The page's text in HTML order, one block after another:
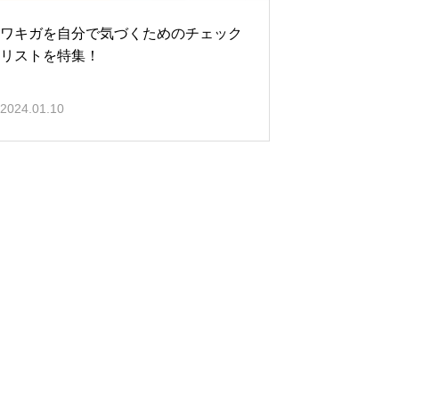
ワキガを自分で気づくためのチェック
リストを特集！
2024.01.10